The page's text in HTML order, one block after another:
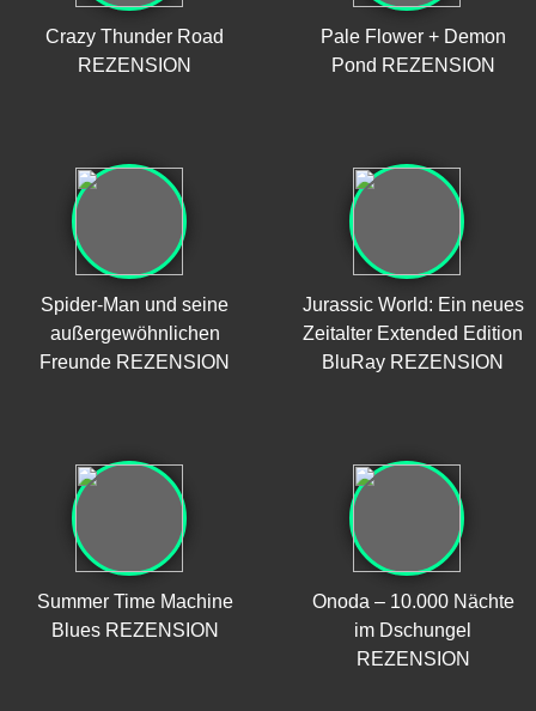
Crazy Thunder Road
REZENSION
Pale Flower + Demon
Pond REZENSION
Spider-Man und seine
außergewöhnlichen
Freunde REZENSION
Jurassic World: Ein neues
Zeitalter Extended Edition
BluRay REZENSION
Summer Time Machine
Blues REZENSION
Onoda – 10.000 Nächte
im Dschungel
REZENSION